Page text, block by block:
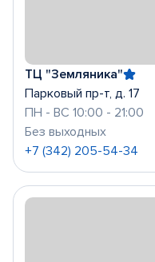
ТЦ "Земляника"
Парковый пр-т, д. 17
ПН - ВС 10:00 - 21:00
Без выходных
+7 (342) 205-54-34